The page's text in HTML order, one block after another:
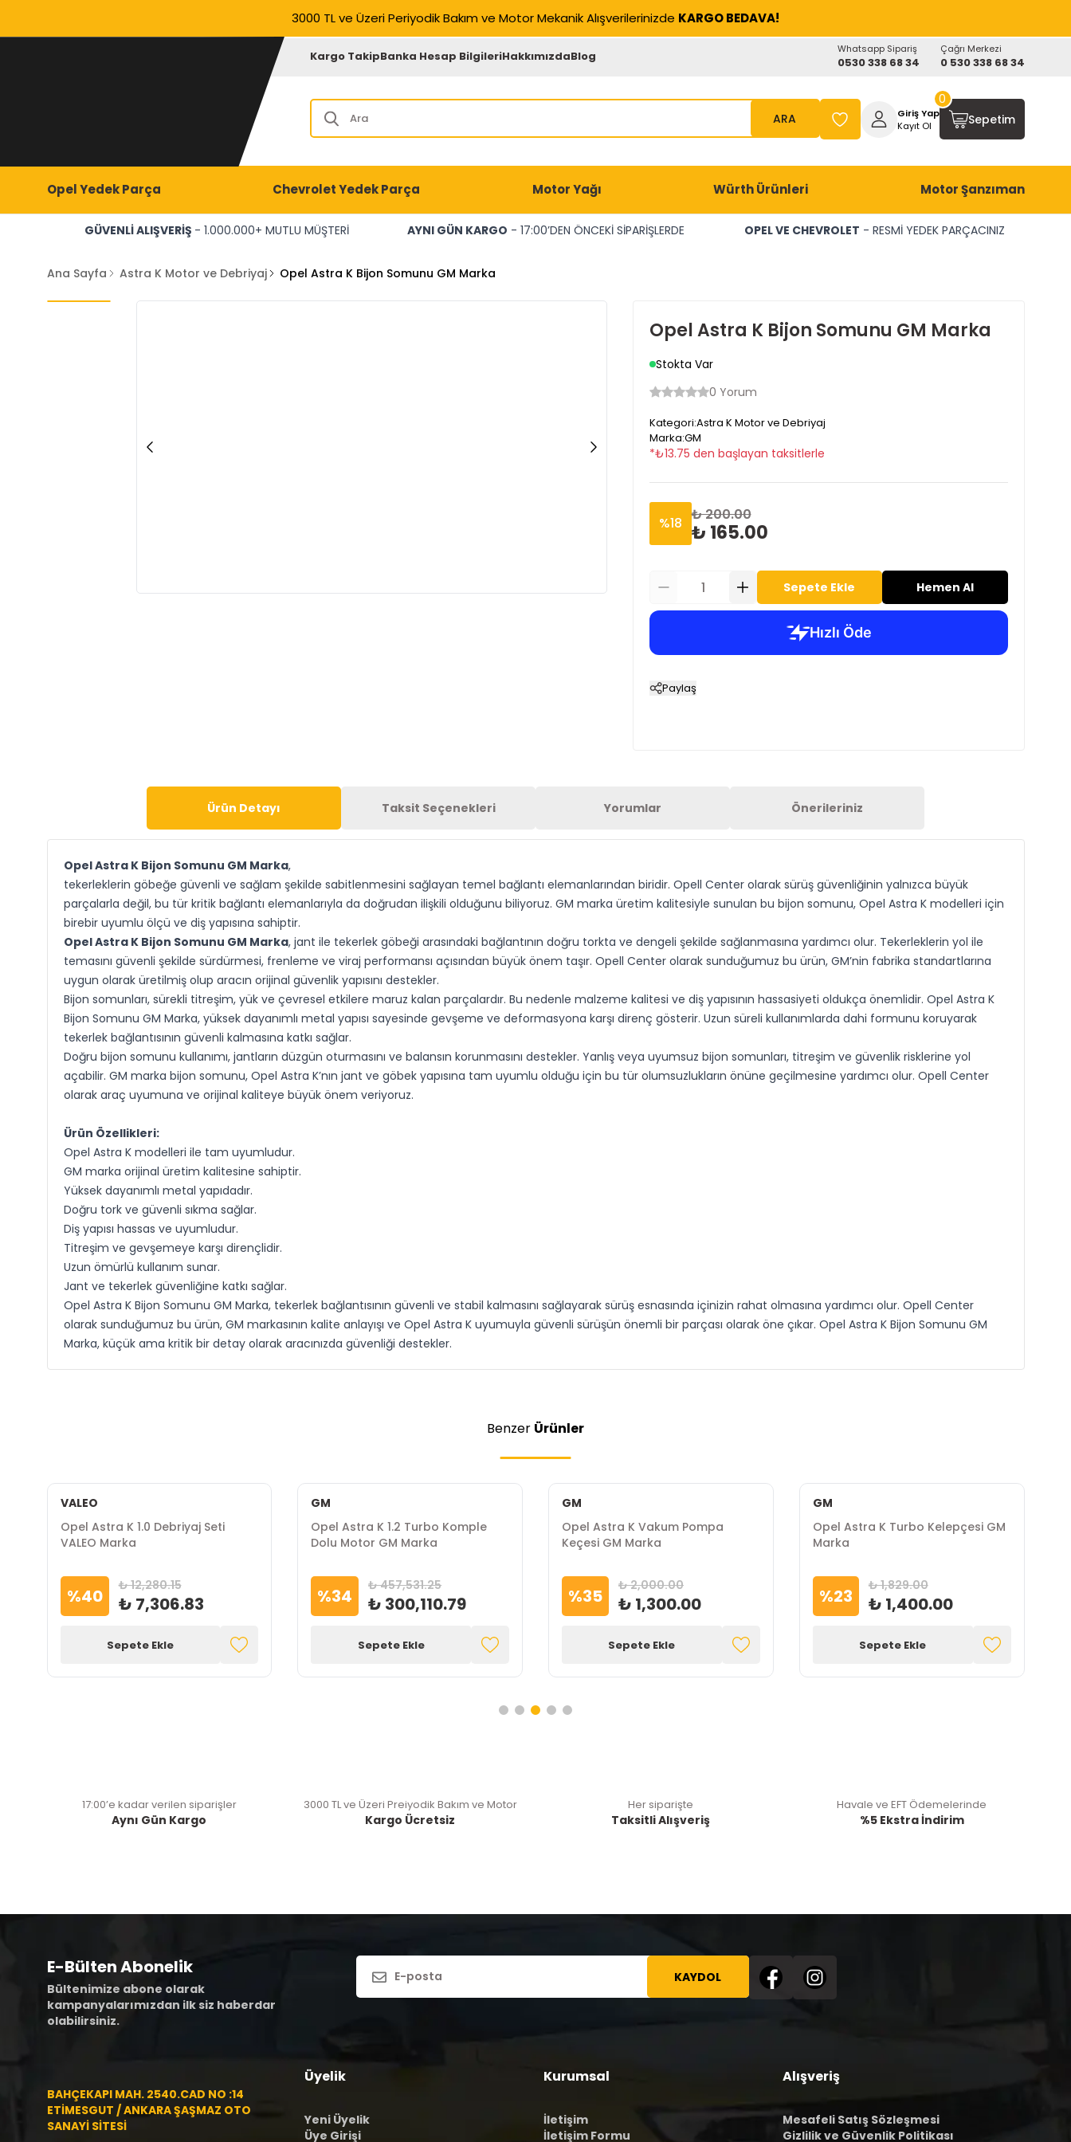
3000 TL ve Üzeri Periyodik Bakım ve Motor Mekanik Alışverilerinizde KARGO BEDAVA!
Kargo TakipBanka Hesap BilgileriHakkımızdaBlog Whatsapp Sipariş
0530 338 68 34
Çağrı Merkezi
0 530 338 68 34
ARA
Giriş Yap
Kayıt Ol
Sepetim
0
Opel Yedek Parça Chevrolet Yedek Parça Motor Yağı Würth Ürünleri Motor Şanzıman
GÜVENLİ ALIŞVERİŞ - 1.000.000+ MUTLU MÜŞTERİ AYNI GÜN KARGO - 17:00’DEN ÖNCEKİ SİPARİŞLERDE OPEL VE CHEVROLET - RESMİ YEDEK PARÇACINIZ
Ana Sayfa Astra K Motor ve Debriyaj Opel Astra K Bijon Somunu GM Marka
Opel Astra K Bijon Somunu GM Marka
Stokta Var
0 Yorum
Kategori:Astra K Motor ve Debriyaj
Marka:GM
*₺13.75 den başlayan taksitlerle
%18 ₺ 200.00
₺ 165.00
Sepete Ekle Hemen Al
Paylaş
Ürün Detayı Taksit Seçenekleri Yorumlar Önerileriniz
Opel Astra K Bijon Somunu GM Marka,
tekerleklerin göbeğe güvenli ve sağlam şekilde sabitlenmesini sağlayan temel bağlantı elemanlarından biridir. Opell Center olarak sürüş güvenliğinin yalnızca büyük
parçalarla değil, bu tür kritik bağlantı elemanlarıyla da doğrudan ilişkili olduğunu biliyoruz. GM marka üretim kalitesiyle sunulan bu bijon somunu, Opel Astra K modelleri için
birebir uyumlu ölçü ve diş yapısına sahiptir.
Opel Astra K Bijon Somunu GM Marka, jant ile tekerlek göbeği arasındaki bağlantının doğru torkta ve dengeli şekilde sağlanmasına yardımcı olur. Tekerleklerin yol ile
temasını güvenli şekilde sürdürmesi, frenleme ve viraj performansı açısından büyük önem taşır. Opell Center olarak sunduğumuz bu ürün, GM’nin fabrika standartlarına
uygun olarak üretilmiş olup aracın orijinal güvenlik yapısını destekler.
Bijon somunları, sürekli titreşim, yük ve çevresel etkilere maruz kalan parçalardır. Bu nedenle malzeme kalitesi ve diş yapısının hassasiyeti oldukça önemlidir. Opel Astra K
Bijon Somunu GM Marka, yüksek dayanımlı metal yapısı sayesinde gevşeme ve deformasyona karşı direnç gösterir. Uzun süreli kullanımlarda dahi formunu koruyarak
tekerlek bağlantısının güvenli kalmasına katkı sağlar.
Doğru bijon somunu kullanımı, jantların düzgün oturmasını ve balansın korunmasını destekler. Yanlış veya uyumsuz bijon somunları, titreşim ve güvenlik risklerine yol
açabilir. GM marka bijon somunu, Opel Astra K’nın jant ve göbek yapısına tam uyumlu olduğu için bu tür olumsuzlukların önüne geçilmesine yardımcı olur. Opell Center
olarak araç uyumuna ve orijinal kaliteye büyük önem veriyoruz.
Ürün Özellikleri:
Opel Astra K modelleri ile tam uyumludur.
GM marka orijinal üretim kalitesine sahiptir.
Yüksek dayanımlı metal yapıdadır.
Doğru tork ve güvenli sıkma sağlar.
Diş yapısı hassas ve uyumludur.
Titreşim ve gevşemeye karşı dirençlidir.
Uzun ömürlü kullanım sunar.
Jant ve tekerlek güvenliğine katkı sağlar.
Opel Astra K Bijon Somunu GM Marka, tekerlek bağlantısının güvenli ve stabil kalmasını sağlayarak sürüş esnasında içinizin rahat olmasına yardımcı olur. Opell Center
olarak sunduğumuz bu ürün, GM markasının kalite anlayışı ve Opel Astra K uyumuyla güvenli sürüşün önemli bir parçası olarak öne çıkar. Opel Astra K Bijon Somunu GM
Marka, küçük ama kritik bir detay olarak aracınızda güvenliği destekler.
Benzer Ürünler
VALEO
Opel Astra K 1.0 Debriyaj Seti
VALEO Marka
%40 ₺ 12,280.15
₺ 7,306.83
Sepete Ekle
GM
Opel Astra K 1.2 Turbo Komple
Dolu Motor GM Marka
%34 ₺ 457,531.25
₺ 300,110.79
Sepete Ekle
GM
Opel Astra K Vakum Pompa
Keçesi GM Marka
%35 ₺ 2,000.00
₺ 1,300.00
Sepete Ekle
GM
Opel Astra K Turbo Kelepçesi GM
Marka
%23 ₺ 1,829.00
₺ 1,400.00
Sepete Ekle
17:00’e kadar verilen siparişler
Aynı Gün Kargo
3000 TL ve Üzeri Preiyodik Bakım ve Motor
Kargo Ücretsiz
Her siparişte
Taksitli Alışveriş
Havale ve EFT Ödemelerinde
%5 Ekstra İndirim
E-Bülten Abonelik
Bültenimize abone olarak
kampanyalarımızdan ilk siz haberdar
olabilirsiniz.
KAYDOL
BAHÇEKAPI MAH. 2540.CAD NO :14
ETİMESGUT / ANKARA ŞAŞMAZ OTO
SANAYİ SİTESİ
Üyelik
Yeni Üyelik
Üye Girişi
Kurumsal
İletişim
İletişim Formu
Alışveriş
Mesafeli Satış Sözleşmesi
Gizlilik ve Güvenlik Politikası